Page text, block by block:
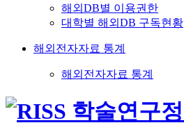
해외DB별 이용권한
대학별 해외DB 구독현황
해외전자자료 통계
해외전자자료 통계